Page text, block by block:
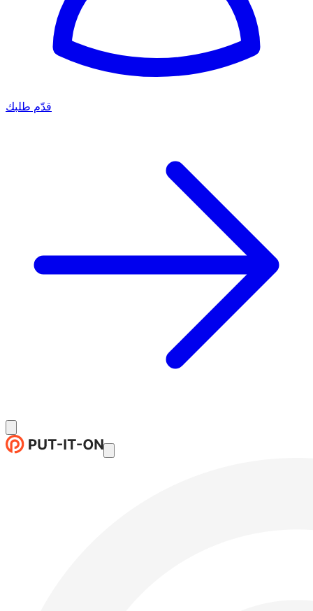
قدّم طلبك